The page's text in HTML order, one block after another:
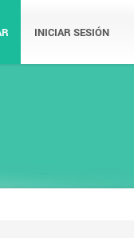
INICIAR SESIÓN